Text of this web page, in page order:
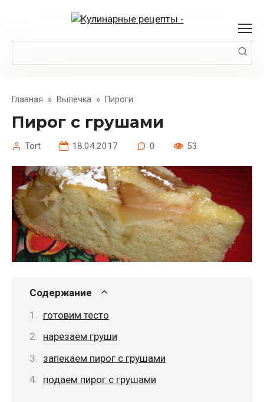
Главная » Выпечка » Пироги
Пирог с грушами
Tort 18.04.2017 0 53
Содержание
готовим тесто
нарезаем груши
запекаем пирог с грушами
подаем пирог с грушами